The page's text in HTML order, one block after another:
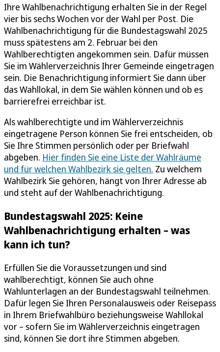
Ihre Wahlbenachrichtigung erhalten Sie in der Regel
vier bis sechs Wochen vor der Wahl per Post. Die
Wahlbenachrichtigung für die Bundestagswahl 2025
muss spätestens am 2. Februar bei den
Wahlberechtigten angekommen sein. Dafür müssen
Sie im Wählerverzeichnis Ihrer Gemeinde eingetragen
sein. Die Benachrichtigung informiert Sie dann über
das Wahllokal, in dem Sie wählen können und ob es
barrierefrei erreichbar ist.
Als wahlberechtigte und im Wählerverzeichnis
eingetragene Person können Sie frei entscheiden, ob
Sie Ihre Stimmen persönlich oder per Briefwahl
abgeben. Hier finden Sie eine Liste der Wahlräume
und für welchen Wahlbezirk sie gelten. Zu welchem
Wahlbezirk Sie gehören, hängt von Ihrer Adresse ab
und steht auf der Wahlbenachrichtigung.
Bundestagswahl 2025: Keine
Wahlbenachrichtigung erhalten – was
kann ich tun?
Erfüllen Sie die Voraussetzungen und sind
wahlberechtigt, können Sie auch ohne
Wahlunterlagen an der Bundestagswahl teilnehmen.
Dafür legen Sie Ihren Personalausweis oder Reisepass
in Ihrem Briefwahlbüro beziehungsweise Wahllokal
vor – sofern Sie im Wählerverzeichnis eingetragen
sind, können Sie dort ihre Stimmen abgeben.